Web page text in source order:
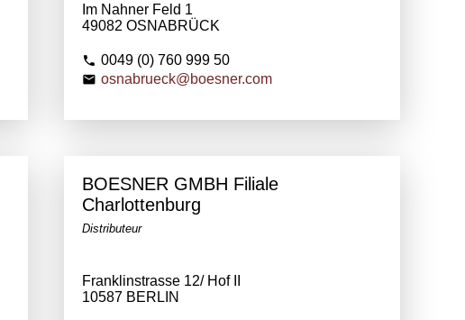
Im Nahner Feld 1
49082 OSNABRÜCK
0049 (0) 760 999 50
osnabrueck@boesner.com
BOESNER GMBH Filiale
Charlottenburg
Distributeur
Franklinstrasse 12/ Hof II
10587 BERLIN